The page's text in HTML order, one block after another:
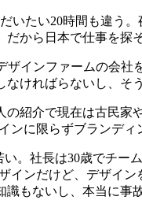
いたい20時間も違う。
から日本で仕事を探
ザインファームの会社
ければらないし、そ
紹介で現在は古民家
ンに限らずブランディ
い。社長は30歳でチー
インだけど、デザイン
識もないし、本当に事